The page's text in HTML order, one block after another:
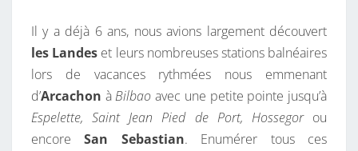
D
A
N
S
L
E
T
A
I
R
E
Il y a déjà 6 ans, nous avions largement découvert
les Landes et leurs nombreuses stations balnéaires
lors de vacances rythmées nous emmenant
d’Arcachon àBilbao avec une petite pointe jusqu’à
Espelette, Saint Jean Pied de Port, Hossegorou
encoreSan Sebastian. Enumérer tous ces